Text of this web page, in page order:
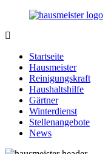
Zurück
Inhalt
Hausmeister.de
rund
Ihren
Haushalt
Startseite
Hausmeister
Reinigungskraft
Haushaltshilfe
Gärtner
Winterdienst
Stellenangebote
News